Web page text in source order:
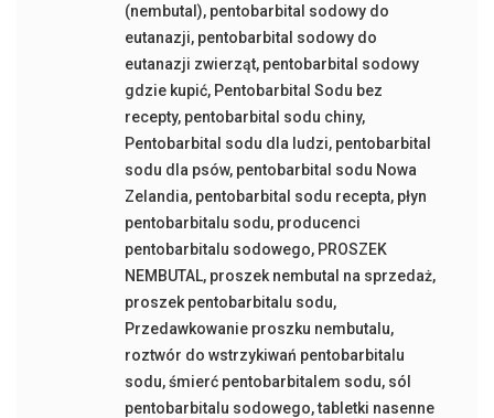
(nembutal), pentobarbital sodowy do
eutanazji, pentobarbital sodowy do
eutanazji zwierząt, pentobarbital sodowy
gdzie kupić, Pentobarbital Sodu bez
recepty, pentobarbital sodu chiny,
Pentobarbital sodu dla ludzi, pentobarbital
sodu dla psów, pentobarbital sodu Nowa
Zelandia, pentobarbital sodu recepta, płyn
pentobarbitalu sodu, producenci
pentobarbitalu sodowego, PROSZEK
NEMBUTAL, proszek nembutal na sprzedaż,
proszek pentobarbitalu sodu,
Przedawkowanie proszku nembutalu,
roztwór do wstrzykiwań pentobarbitalu
sodu,śmierć pentobarbitalem sodu, sól
pentobarbitalu sodowego,tabletki nasenne